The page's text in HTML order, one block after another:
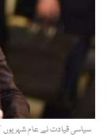
سیاسی قیادت نے عام شہریوں